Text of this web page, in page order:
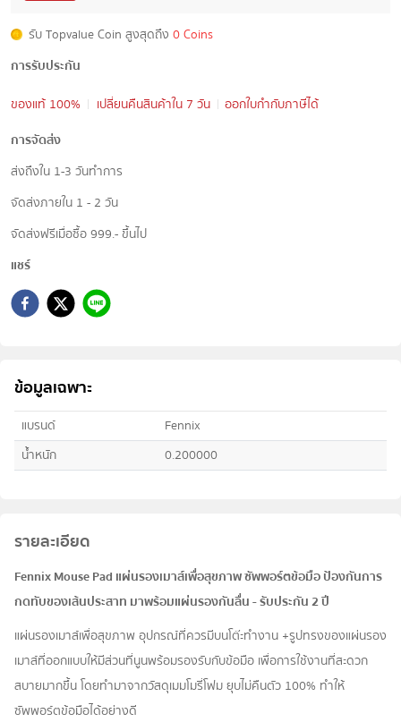
รับ Topvalue Coin สูงสุดถึง 0 Coins
การรับประกัน
ของแท้ 100%
เปลี่ยนคืนสินค้าใน 7 วัน
ออกใบกำกับภาษีได้
การจัดส่ง
ส่งถึงใน 1-3 วันทำการ
จัดส่งภายใน 1 - 2 วัน
จัดส่งฟรีเมื่อซื้อ 999.- ขึ้นไป
แชร์
ข้อมูลเฉพาะ
แบรนด์
Fennix
น้ำหนัก
0.200000
รายละเอียด
Fennix Mouse Pad แผ่นรองเมาส์เพื่อสุขภาพ ซัพพอร์ตข้อมือ ป้องกันการ
กดทับของเส้นประสาท มาพร้อมแผ่นรองกันลื่น - รับประกัน 2 ปี
แผ่นรองเมาส์เพื่อสุขภาพ อุปกรณ์ที่ควรมีบนโต๊ะทำงาน +รูปทรงของแผ่นรอง
เมาส์ที่ออกแบบให้มีส่วนที่นูนพร้อมรองรับกับข้อมือ เพื่อการใช้งานที่สะดวก
สบายมากขึ้น โดยทำมาจากวัสดุเมมโมรี่โฟม ยุบไม่คืนตัว 100% ทำให้
ซัพพอร์ตข้อมือได้อย่างดี